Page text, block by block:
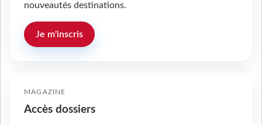
nouveautés destinations.
Je m'inscris
MAGAZINE
Accès dossiers